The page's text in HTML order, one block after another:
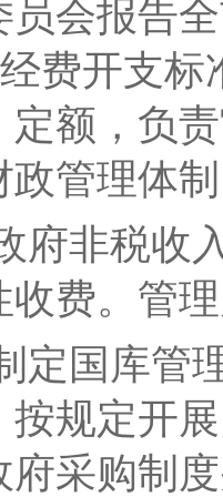
员会报告
费开支
定额，负
政管理体
府非税收
收费。管
定国库管
按规定开
府采购制